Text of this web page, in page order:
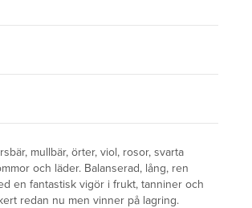
mullbär, örter, viol, rosor, svarta
och läder. Balanserad, lång, ren
en fantastisk vigör i frukt, tanniner och
redan nu men vinner på lagring.